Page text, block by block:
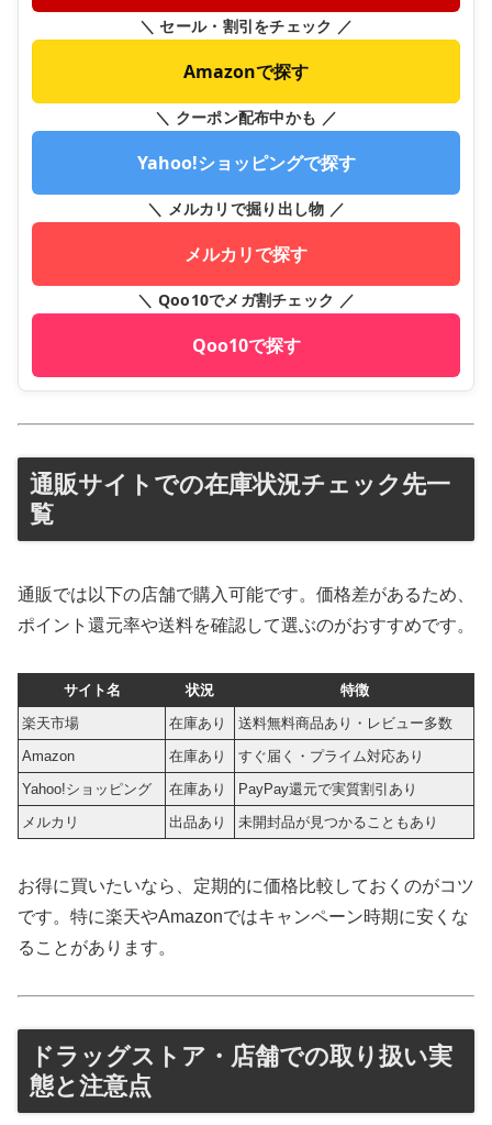
＼ セール・割引をチェック ／
Amazonで探す
＼ クーポン配布中かも ／
Yahoo!ショッピングで探す
＼ メルカリで掘り出し物 ／
メルカリで探す
＼ Qoo10でメガ割チェック ／
Qoo10で探す
通販サイトでの在庫状況チェック先一
覧
通販では以下の店舗で購入可能です。価格差があるため、
ポイント還元率や送料を確認して選ぶのがおすすめです。
サイト名 状況
特徴
楽天市場
在庫あり
送料無料商品あり・レビュー多数
Amazon
在庫あり
すぐ届く・プライム対応あり
Yahoo!ショッピング
在庫あり
PayPay還元で実質割引あり
メルカリ
出品あり 未開封品が見つかることもあり
お得に買いたいなら、定期的に価格比較しておくのがコツ
です。特に楽天やAmazonではキャンペーン時期に安くな
ることがあります。
ドラッグストア・店舗での取り扱い実
態と注意点